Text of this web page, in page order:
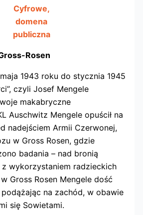
Cyfrowe,
domena
publiczna
Rosen
1943 roku do stycznia 1945
czyli Josef Mengele
makabryczne
Auschwitz Mengele opuścił na
nadejściem Armii Czerwonej,
w Gross Rosen, gdzie
badania – nad bronią
wykorzystaniem radzieckich
Gross Rosen Mengele dość
podążając na zachód, w obawie
się Sowietami.